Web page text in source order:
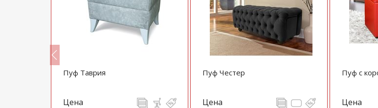
Пуф Таврия
Цена
Пуф Честер
Цена
Пуф с
Цена